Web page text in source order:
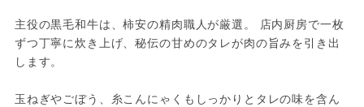
主役の黒毛和牛は、柿安の精肉職人が厳選。 店内厨房で一枚
ずつ丁寧に炊き上げ、秘伝の甘めのタレが肉の旨みを引き出
します。
玉ねぎやごぼう、糸こんにゃくもしっかりとタレの味を含ん